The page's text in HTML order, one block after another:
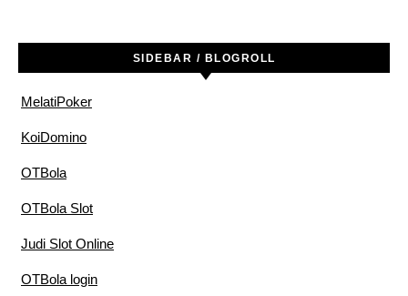
SIDEBAR / BLOGROLL
MelatiPoker
KoiDomino
OTBola
OTBola Slot
Judi Slot Online
OTBola login